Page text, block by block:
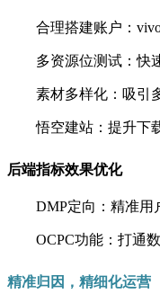
合理搭建账户：
多资源位测试：快
素材多样化：吸引
悟空建站：提升下
后端指标效果优化
DMP定向：精准用
OCPC功能：打通
精准归因，精细化运营